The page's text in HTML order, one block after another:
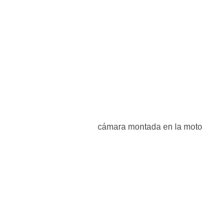
cámara montada en la moto